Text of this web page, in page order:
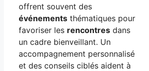
offrent souvent des
événements thématiques pour
favoriser les rencontres dans
un cadre bienveillant. Un
accompagnement personnalisé
et des conseils ciblés aident à